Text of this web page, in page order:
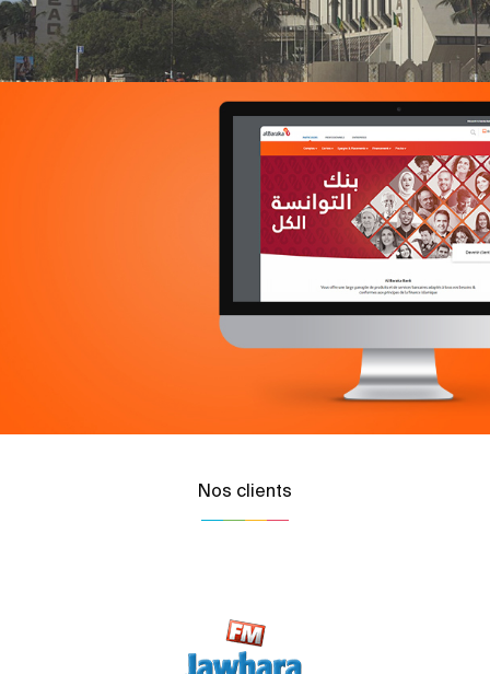
Nos clients